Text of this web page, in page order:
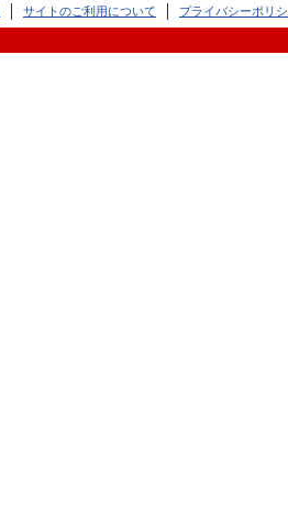
サイトのご利用について プライバシーポリ